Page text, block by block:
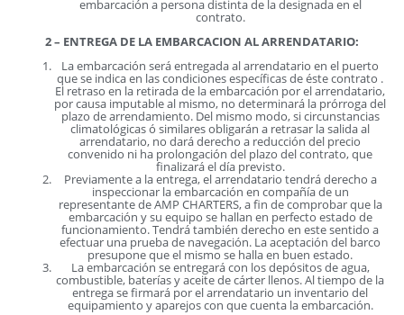
embarcación a persona distinta de la designada en el
contrato.
2 – ENTREGA DE LA EMBARCACION AL ARRENDATARIO:
La embarcación será entregada al arrendatario en el puerto
que se indica en las condiciones específicas de éste contrato .
El retraso en la retirada de la embarcación por el arrendatario,
por causa imputable al mismo, no determinará la prórroga del
plazo de arrendamiento. Del mismo modo, si circunstancias
climatológicas ó similares obligarán a retrasar la salida al
arrendatario, no dará derecho a reducción del precio
convenido ni ha prolongación del plazo del contrato, que
finalizará el día previsto.
Previamente a la entrega, el arrendatario tendrá derecho a
inspeccionar la embarcación en compañía de un
representante de AMP CHARTERS, a fin de comprobar que la
embarcación y su equipo se hallan en perfecto estado de
funcionamiento. Tendrá también derecho en este sentido a
efectuar una prueba de navegación. La aceptación del barco
presupone que el mismo se halla en buen estado.
La embarcación se entregará con los depósitos de agua,
combustible, baterías y aceite de cárter llenos. Al tiempo de la
entrega se firmará por el arrendatario un inventario del
equipamiento y aparejos con que cuenta la embarcación.